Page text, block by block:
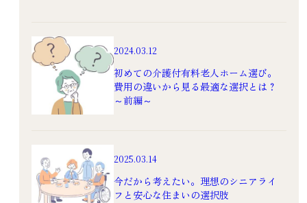
2024.03.12
初めての介護付有料老人ホーム選び。
費用の違いから見る最適な選択とは？
～前編～
2025.03.14
今だから考えたい。理想のシニアライ
フと安心な住まいの選択肢